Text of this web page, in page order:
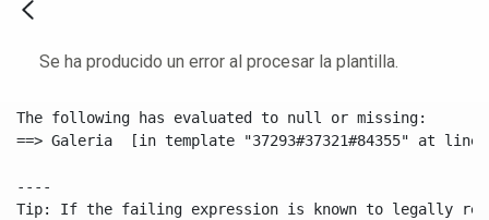
Se ha producido un error al procesar la plantilla.
The following has evaluated to null or missing:
==> Galeria  [in template "37293#37321#84355" at line
----
Tip: If the failing expression is known to legally refer